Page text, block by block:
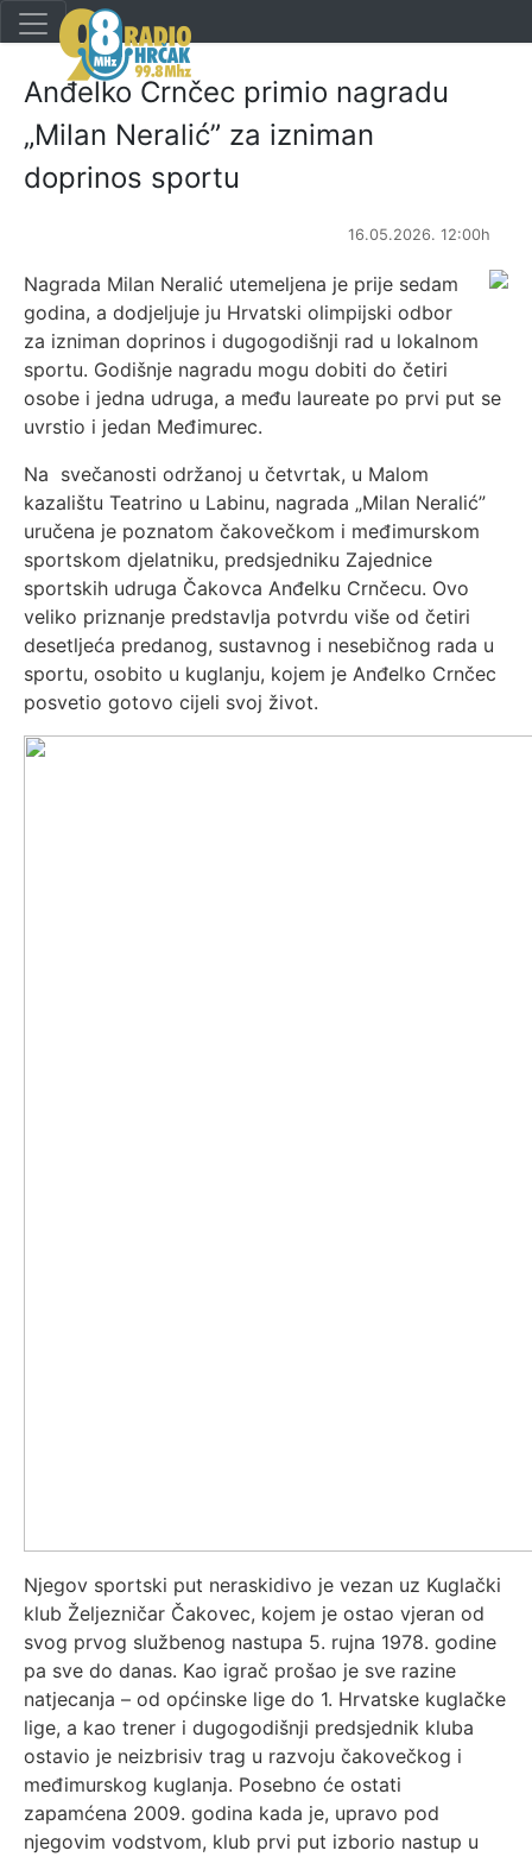
Anđelko Crnčec primio nagradu
„Milan Neralić” za izniman
doprinos sportu
16.05.2026. 12:00h
Nagrada Milan Neralić utemeljena je prije sedam
godina, a dodjeljuje ju Hrvatski olimpijski odbor
za izniman doprinos i dugogodišnji rad u lokalnom
sportu. Godišnje nagradu mogu dobiti do četiri
osobe i jedna udruga, a među laureate po prvi put se
uvrstio i jedan Međimurec.
Na svečanosti održanoj u četvrtak, u Malom
kazalištu Teatrino u Labinu, nagrada „Milan Neralić”
uručena je poznatom čakovečkom i međimurskom
sportskom djelatniku, predsjedniku Zajednice
sportskih udruga Čakovca Anđelku Crnčecu. Ovo
veliko priznanje predstavlja potvrdu više od četiri
desetljeća predanog, sustavnog i nesebičnog rada u
sportu, osobito u kuglanju, kojem je Anđelko Crnčec
posvetio gotovo cijeli svoj život.
Njegov sportski put neraskidivo je vezan uz Kuglački
klub Željezničar Čakovec, kojem je ostao vjeran od
svog prvog službenog nastupa 5. rujna 1978. godine
pa sve do danas. Kao igrač prošao je sve razine
natjecanja – od općinske lige do 1. Hrvatske kuglačke
lige, a kao trener i dugogodišnji predsjednik kluba
ostavio je neizbrisiv trag u razvoju čakovečkog i
međimurskog kuglanja. Posebno će ostati
zapamćena 2009. godina kada je, upravo pod
njegovim vodstvom, klub prvi put izborio nastup u